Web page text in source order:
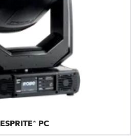
ESPRITE® PC